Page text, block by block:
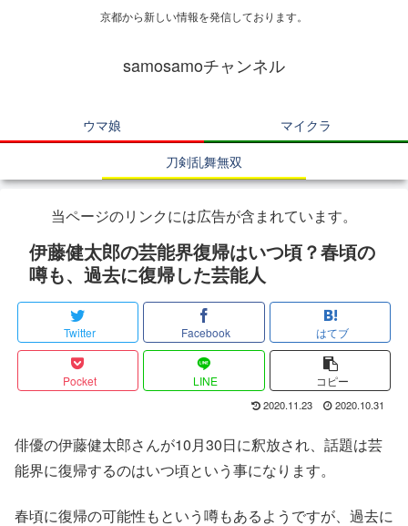
京都から新しい情報を発信しております。
samosamoチャンネル
ウマ娘
マイクラ
刀剣乱舞無双
当ページのリンクには広告が含まれています。
伊藤健太郎の芸能界復帰はいつ頃？春頃の
噂も、過去に復帰した芸能人
Twitter Facebook はてブ
Pocket LINE コピー
2020.11.23 2020.10.31
俳優の伊藤健太郎さんが10月30日に釈放され、話題は芸
能界に復帰するのはいつ頃という事になります。
春頃に復帰の可能性もという噂もあるようですが、過去に